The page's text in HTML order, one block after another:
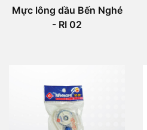
Mực lông dầu Bến Nghé
- RI 02